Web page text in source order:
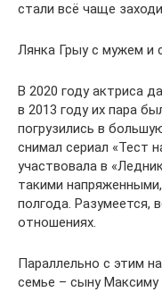
стали всё чаще
Лянка Грыу с мужем и
В 2020 году актриса
в 2013 году их пара
погрузились в
снимал сериал «Тест
участвовала в
такими
полгода. Разумеется,
отношениях.
Параллельно с этим
семье – сыну